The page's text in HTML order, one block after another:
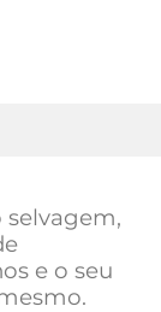
e o seu